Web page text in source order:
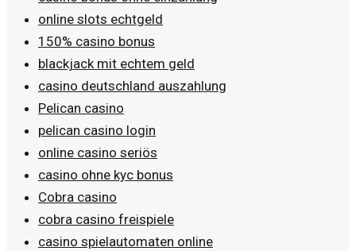
online slots echtgeld
150% casino bonus
blackjack mit echtem geld
casino deutschland auszahlung
Pelican casino
pelican casino login
online casino seriös
casino ohne kyc bonus
Cobra casino
cobra casino freispiele
casino spielautomaten online